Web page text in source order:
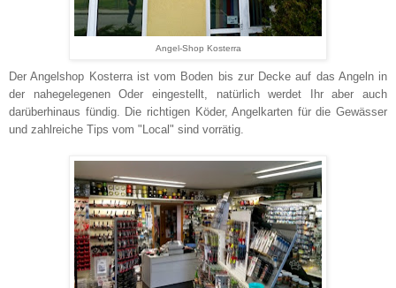
Angel-Shop Kosterra
Der Angelshop Kosterra ist vom Boden bis zur Deckeauf das Angeln in
der nahegelegenen Oder eingestellt, natürlich werdet Ihr aber auch
darüberhinaus fündig. Die richtigen Köder, Angelkarten für die Gewässer
und zahlreiche Tips vom "Local" sind vorrätig.